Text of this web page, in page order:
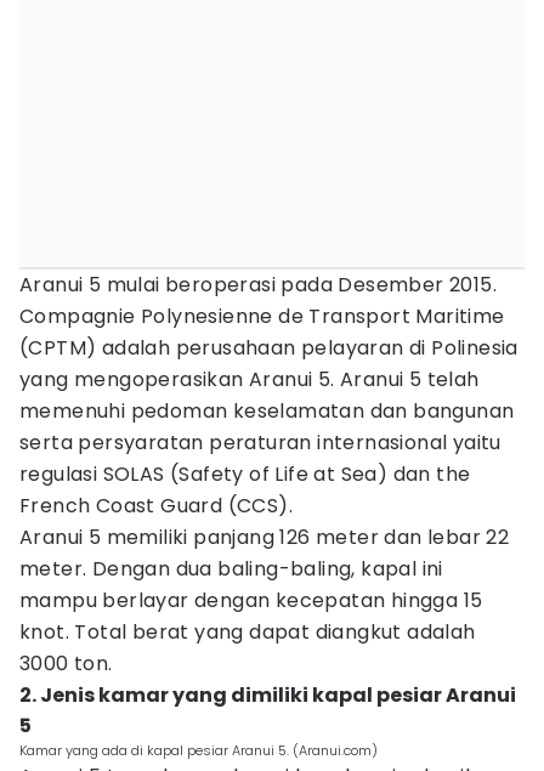
Aranui 5 mulai beroperasi pada Desember 2015.
Compagnie Polynesienne de Transport Maritime
(CPTM) adalah perusahaan pelayaran di Polinesia
yang mengoperasikan Aranui 5. Aranui 5 telah
memenuhi pedoman keselamatan dan bangunan
serta persyaratan peraturan internasional yaitu
regulasi SOLAS (Safety of Life at Sea) dan the
French Coast Guard (CCS).
Aranui 5 memiliki panjang 126 meter dan lebar 22
meter. Dengan dua baling-baling, kapal ini
mampu berlayar dengan kecepatan hingga 15
knot. Total berat yang dapat diangkut adalah
3000 ton.
2. Jenis kamar yang dimiliki kapal pesiar Aranui
5
Kamar yang ada di kapal pesiar Aranui 5. (Aranui.com)